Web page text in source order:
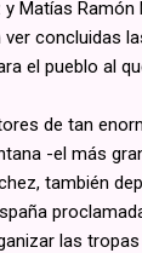
Matías
concluidas
el pueblo al
de tan
-el más
también
las